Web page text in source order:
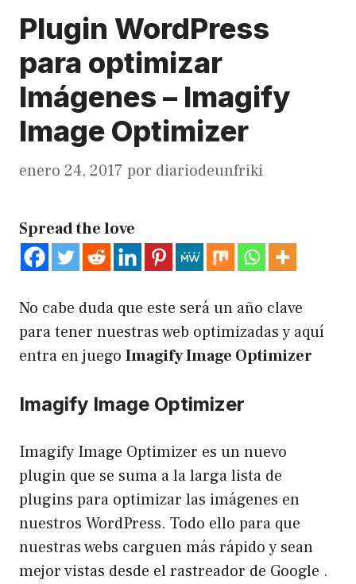
Plugin WordPress
para optimizar
Imágenes – Imagify
Image Optimizer
enero 24, 2017 por diariodeunfriki
Spread the love
No cabe duda que este será un año clave
para tener nuestras web optimizadas y aquí
entra en juego Imagify Image Optimizer
Imagify Image Optimizer
Imagify Image Optimizer es un nuevo
plugin que se suma a la larga lista de
plugins para optimizar las imágenes en
nuestros WordPress. Todo ello para que
nuestras webs carguen más rápido y sean
mejor vistas desde el rastreador de Google .